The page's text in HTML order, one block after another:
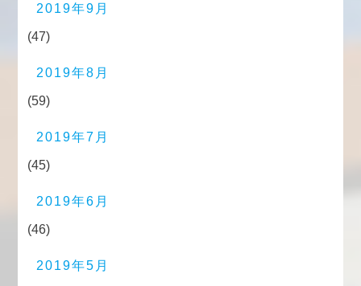
2019年9月
(47)
2019年8月
(59)
2019年7月
(45)
2019年6月
(46)
2019年5月